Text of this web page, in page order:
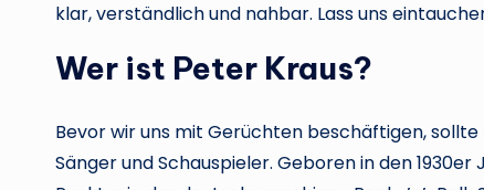
klar, verständlich und nahbar. Lass uns
Wer ist Peter Kraus?
Bevor wir uns mit Gerüchten beschäftigen,
Sänger und Schauspieler. Geboren in den